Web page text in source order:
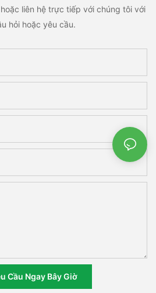
liên hệ trực tiếp với chúng tôi với
hỏi hoặc yêu cầu.
Cầu Ngay Bây Giờ